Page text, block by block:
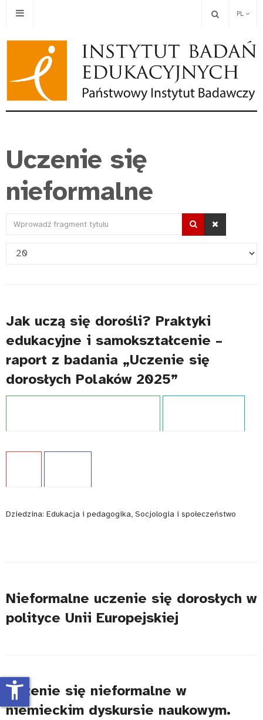
PL
Uczenie się
nieformalne
Wprowadź
tytułu
Pokaż
Jak uczą się dorośli? Praktyki
edukacyjne i samokształcenie –
raport z badania „Uczenie się
dorosłych Polaków 2025”
Dziedzina: Edukacja i pedagogika, Socjologia i społeczeństwo
Nieformalne uczenie się dorosłych w
polityce Unii Europejskiej
Uczenie się nieformalne w
niemieckim dyskursie naukowym.
accessibility_new